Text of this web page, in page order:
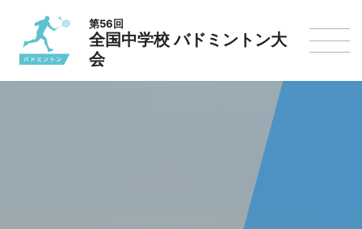
第56回
全国中学校 バドミントン大
会